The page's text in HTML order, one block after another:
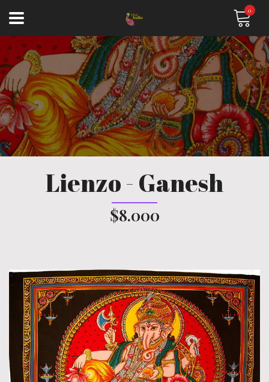
0
Lienzo - Ganesh
$8.000